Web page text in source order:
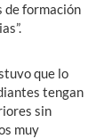
de formación
que lo
tengan
sin
muy